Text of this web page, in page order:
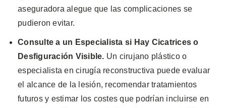
aseguradora alegue que las complicaciones se
pudieron evitar.
Consulte a un Especialista si Hay Cicatrices o
Desfiguración Visible. Un cirujano plástico o
especialista en cirugía reconstructiva puede evaluar
el alcance de la lesión, recomendar tratamientos
futuros y estimar los costes que podrían incluirse en